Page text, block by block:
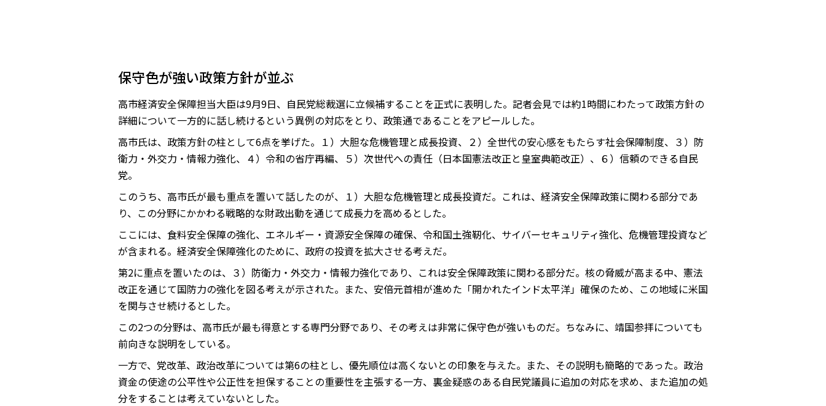
保守色が強い政策方針が並ぶ
高市経済安全保障担当大臣は9月9日、自民党総裁選に立候補することを正式に表明した。記者会見では約1時間にわたって政策方針の
詳細について一方的に話し続けるという異例の対応をとり、政策通であることをアピールした。
高市氏は、政策方針の柱として6点を挙げた。１）大胆な危機管理と成長投資、２）全世代の安心感をもたらす社会保障制度、３）防
衛力・外交力・情報力強化、４）令和の省庁再編、５）次世代への責任（日本国憲法改正と皇室典範改正）、６）信頼のできる自民
党。
このうち、高市氏が最も重点を置いて話したのが、１）大胆な危機管理と成長投資だ。これは、経済安全保障政策に関わる部分であ
り、この分野にかかわる戦略的な財政出動を通じて成長力を高めるとした。
ここには、食料安全保障の強化、エネルギー・資源安全保障の確保、令和国土強靭化、サイバーセキュリティ強化、危機管理投資など
が含まれる。経済安全保障強化のために、政府の投資を拡大させる考えだ。
第2に重点を置いたのは、３）防衛力・外交力・情報力強化であり、これは安全保障政策に関わる部分だ。核の脅威が高まる中、憲法
改正を通じて国防力の強化を図る考えが示された。また、安倍元首相が進めた「開かれたインド太平洋」確保のため、この地域に米国
を関与させ続けるとした。
この2つの分野は、高市氏が最も得意とする専門分野であり、その考えは非常に保守色が強いものだ。ちなみに、靖国参拝についても
前向きな説明をしている。
一方で、党改革、政治改革については第6の柱とし、優先順位は高くないとの印象を与えた。また、その説明も簡略的であった。政治
資金の使途の公平性や公正性を担保することの重要性を主張する一方、裏金疑惑のある自民党議員に追加の対応を求め、また追加の処
分をすることは考えていないとした。